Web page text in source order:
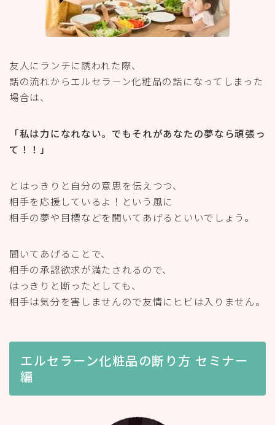
友人にランチに誘われた際、
話の流れからエルセラーン化粧品の話になってしまった
場合は、
「私は力になれない。でもそれがあなたの夢なら頑張っ
て！！」
とはっきりと自分の意思を伝えつつ、
相手を応援しているよ！という風に
相手の夢や目標などを聞いてあげるといいでしょう。
聞いてあげることで、
相手の承認欲求が満たされるので、
はっきりと断ったとしても、
相手は気分を害しませんので友情にヒビは入りません。
エルセラーン化粧品の断り方 セミナー
編